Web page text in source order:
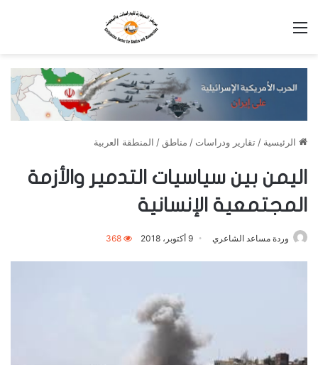
الرئيسية / تقارير ودراسات / مناطق / المنطقة العربية
اليمن بين سياسيات التدمير والأزمة
المجتمعية الإنسانية
وردة مساعد الشاعري 9 أكتوبر، 2018 368